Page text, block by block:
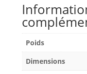
Poids
Dimensions